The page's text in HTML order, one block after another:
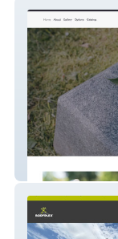
Heartstone